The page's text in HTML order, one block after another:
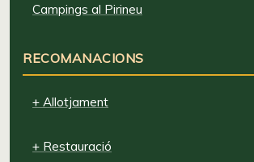
Campings al Pirineu
RECOMANACIONS
+ Allotjament
+ Restauració